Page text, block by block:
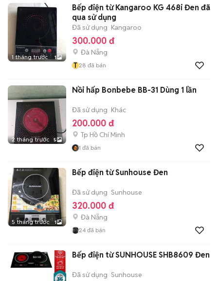
1 tháng trước 1
Bếp điện từ Kangaroo KG 468i Đen đã
qua sử dụng
Đã sử dụng Kangaroo
300.000 đ
Đà Nẵng
T 28 đã bán
2 tháng trước 5
Nồi hấp Bonbebe BB-31 Dùng 1 lần
Đã sử dụng Khác
200.000 đ
Tp Hồ Chí Minh
1 đã bán
5 tháng trước 1
Bếp điện từ Sunhouse Đen
Đã sử dụng Sunhouse
320.000 đ
Đà Nẵng
24 đã bán
Bếp điện từ SUNHOUSE SHB8609 Đen
Đã sử dụng Sunhouse